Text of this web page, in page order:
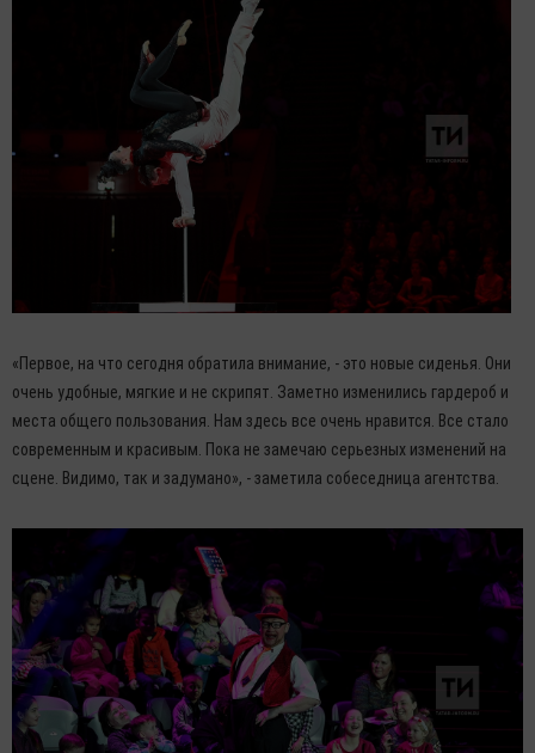
«Первое, на что сегодня обратила внимание, - это новые сиденья. Они
очень удобные, мягкие и не скрипят. Заметно изменились гардероб и
места общего пользования. Нам здесь все очень нравится. Все стало
современным и красивым. Пока не замечаю серьезных изменений на
сцене. Видимо, так и задумано», - заметила собеседница агентства.